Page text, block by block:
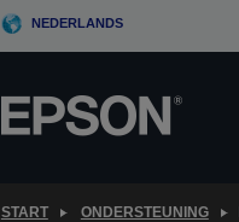
NEDERLANDS
START ONDERSTEUNING